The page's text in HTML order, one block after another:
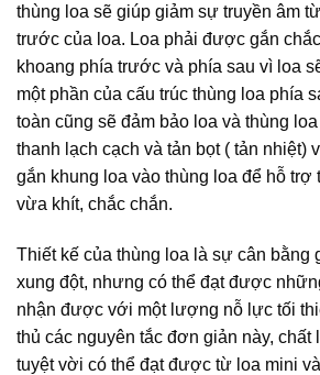
thùng loa sẽ giúp giảm sự truyền âm
trước của loa. Loa phải được gắn
khoang phía trước và phía sau vì loa
một phần của cấu trúc thùng loa phía
toàn cũng sẽ đảm bảo loa và thùng
thanh lạch cạch và tản bọt ( tản nhiệt)
gắn khung loa vào thùng loa để hỗ trợ
vừa khít, chắc chắn.
Thiết kế của thùng loa là sự cân bằng
xung đột, nhưng có thể đạt được
nhận được với một lượng nỗ lực tối
thủ các nguyên tắc đơn giản này, chất
tuyệt vời có thể đạt được từ loa mini